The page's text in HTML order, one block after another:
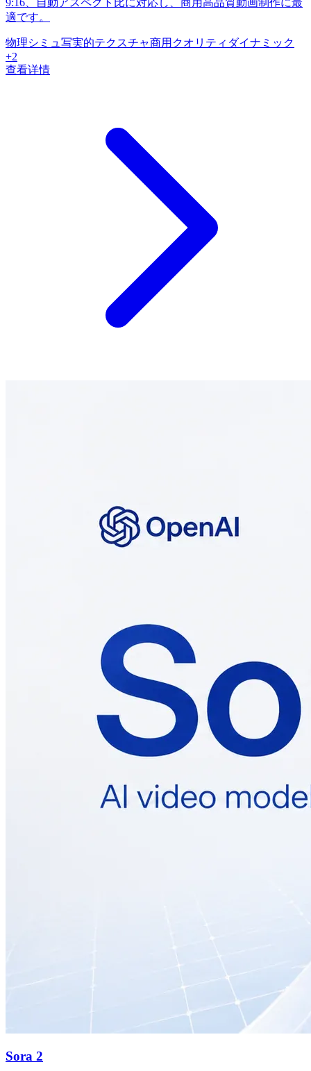
適です。
物理シミュ 写実的テクスチャ商用クオリティ ダイナミック
+2
查看详情
Sora 2